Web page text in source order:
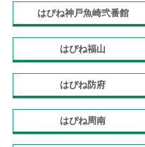
はぴね神戸魚崎弐番館
はぴね福山
はぴね防府
はぴね周南